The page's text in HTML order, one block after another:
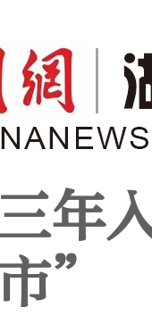
年
”